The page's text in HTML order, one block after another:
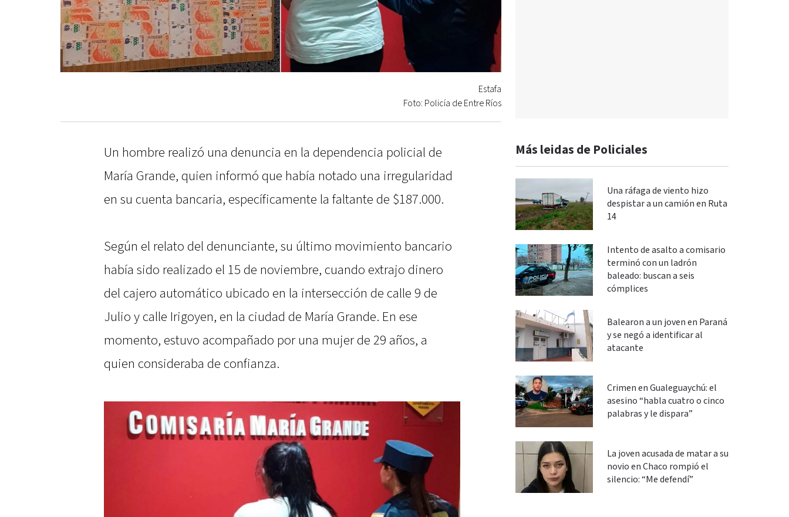
Estafa
Foto: Policía de Entre Ríos
Un hombre realizó una denuncia en la dependencia policial de
María Grande, quien informó que había notado una irregularidad
en su cuenta bancaria, específicamente la faltante de $187.000.
Según el relato del denunciante, su último movimiento bancario
había sido realizado el 15 de noviembre, cuando extrajo dinero
del cajero automático ubicado en la intersección de calle 9 de
Julio y calle Irigoyen, en la ciudad de María Grande. En ese
momento, estuvo acompañado por una mujer de 29 años, a
quien consideraba de confianza.
Más leidas de Policiales
Una ráfaga de viento hizo
despistar a un camión en Ruta
14
Intento de asalto a comisario
terminó con un ladrón
baleado: buscan a seis
cómplices
Balearon a un joven en Paraná
y se negó a identificar al
atacante
Crimen en Gualeguaychú: el
asesino “habla cuatro o cinco
palabras y le dispara”
La joven acusada de matar a su
novio en Chaco rompió el
silencio: “Me defendí”